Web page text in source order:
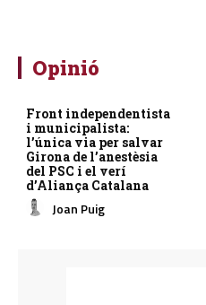
Opinió
Front independentista
i municipalista:
l’única via per salvar
Girona de l’anestèsia
del PSC i el verí
d’Aliança Catalana
Joan Puig